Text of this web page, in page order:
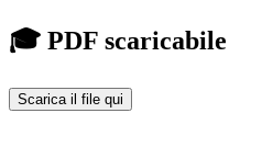
🎓 PDF scaricabile
Scarica il file qui